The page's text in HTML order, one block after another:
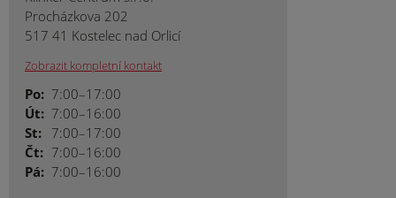
Procházkova 202
517 41 Kostelec nad Orlicí
Zobrazit kompletní kontakt
Po: 7:00–17:00
Út: 7:00–16:00
St: 7:00–17:00
Čt: 7:00–16:00
Pá: 7:00–16:00